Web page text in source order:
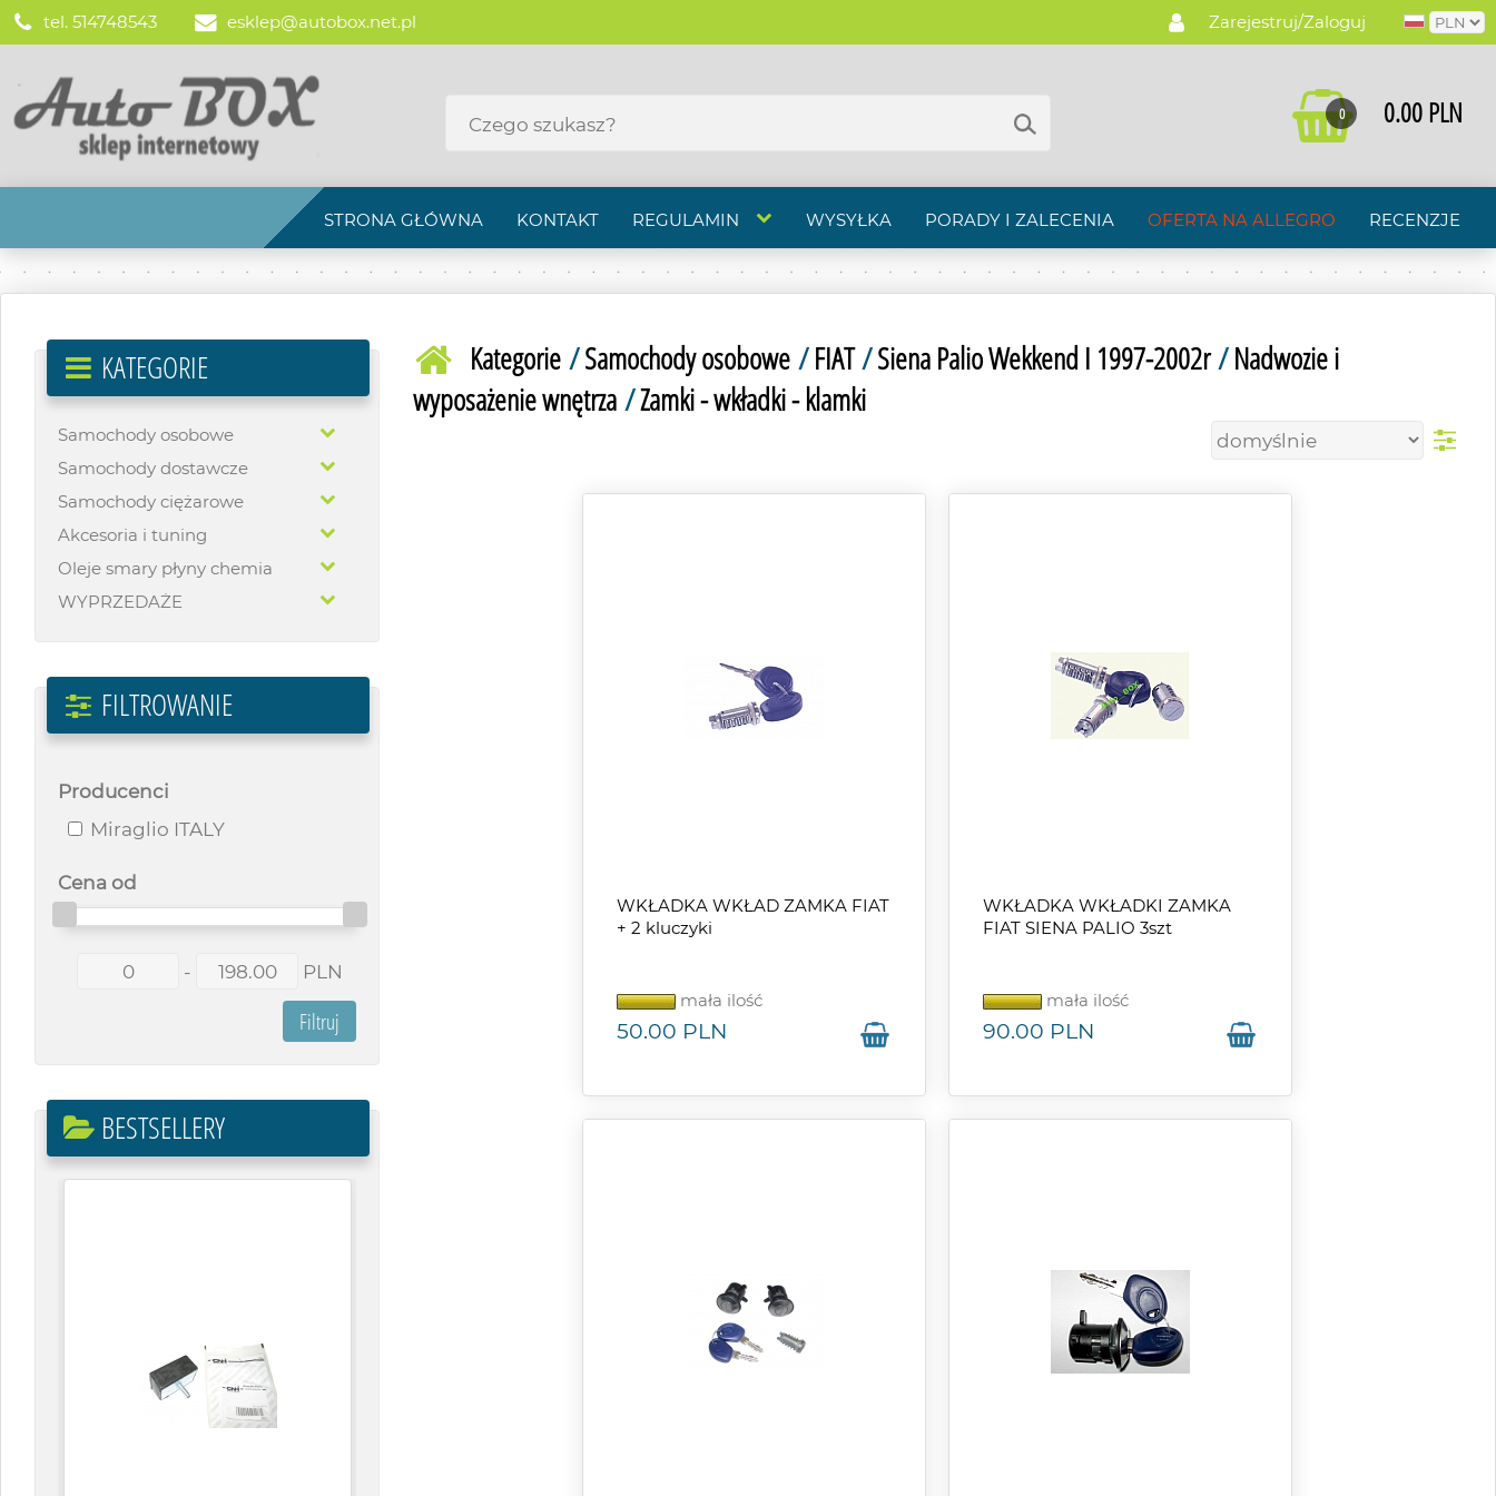
Zarejestruj/Zaloguj
tel. 514748543 esklep@autobox.net.pl
0.00 PLN
0
STRONA GŁÓWNA KONTAKT REGULAMIN WYSYŁKA PORADY I ZALECENIA OFERTA NA ALLEGRO RECENZJE
KATEGORIE
Samochody osobowe
Samochody dostawcze
Samochody ciężarowe
Akcesoria i tuning
Oleje smary płyny chemia
WYPRZEDAŻE
FILTROWANIE
Producenci
Miraglio ITALY
Cena od
- PLN
BESTSELLERY
Kategorie/Samochody osobowe/FIAT/Siena Palio Wekkend I 1997-2002r/Nadwozie i
wyposażenie wnętrza/Zamki - wkładki - klamki
WKŁADKA WKŁAD ZAMKA FIAT
+ 2 kluczyki
mała ilość
50.00 PLN
WKŁADKA WKŁADKI ZAMKA
FIAT SIENA PALIO 3szt
mała ilość
90.00 PLN